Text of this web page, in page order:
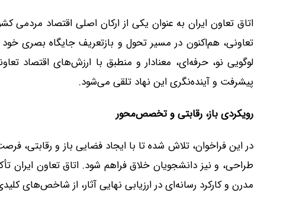
اتاق تعاون ایران به عنوان یکی از ارکان اصلی اقتصاد مردمی
تعاونی، هم‌اکنون در مسیر تحول و بازتعریف جایگاه بصری
لوگویی نو، حرفه‌ای، معنادار و منطبق با ارزش‌های اقتصاد
پیشرفت و آینده‌نگری این نهاد تلقی می‌شود.
رویکردی باز، رقابتی و تخصص‌محور
در این فراخوان، تلاش شده تا با ایجاد فضایی باز و رقابتی،
طراحی، و نیز دانشجویان خلاق فراهم شود. اتاق تعاون ایران
مدرن و کارکرد رسانه‌ای در ارزیابی نهایی آثار، از شاخص‌های